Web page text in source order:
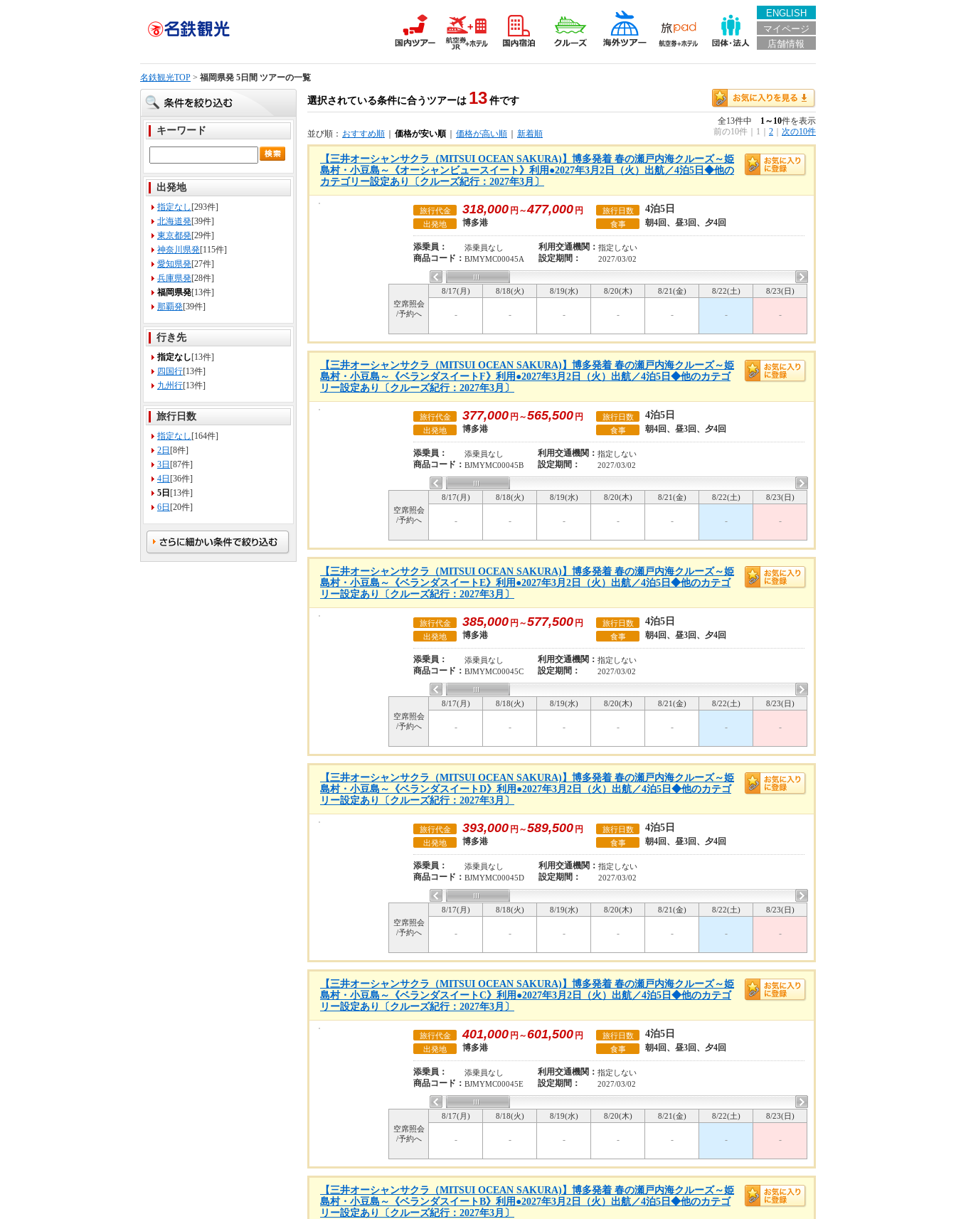
ENGLISH
マイページ
店舗情報
名鉄観光TOP > 福岡県発 5日間 ツアーの一覧
キーワード
出発地
指定なし [293件]
北海道発[39件]
東京都発[29件]
神奈川県発[115件]
愛知県発[27件]
兵庫県発[28件]
福岡県発[13件]
那覇発[39件]
行き先
指定なし[13件]
四国行[13件]
九州行[13件]
旅行日数
指定なし [164件]
2日 [8件]
3日 [87件]
4日 [36件]
5日 [13件]
6日 [20件]
選択されている条件に合うツアーは 13 件です
並び順： おすすめ順 価格が安い順 価格が高い順 新着順
全13件中 1～10件を表示
前の10件
1 2 次の10件
【三井オーシャンサクラ（MITSUI OCEAN SAKURA)】博多発着 春の瀬戸内海クルーズ～姫
島村・小豆島～《オーシャンビュースイート》利用●2027年3月2日（火）出航／4泊5日◆他の
カテゴリー設定あり〔クルーズ紀行：2027年3月〕
旅行代金 318,000 円～477,000 円 旅行日数 4泊5日
出発地 博多港 食事 朝4回、昼3回、夕4回
添乗員： 添乗員なし 利用交通機関： 指定しない
商品コード： BJMYMC00045A 設定期間： 2027/03/02
空席照会
/予約へ
8/17(月) 8/18(火) 8/19(水) 8/20(木) 8/21(金) 8/22(土) 8/23(日)
- - - - - - -
【三井オーシャンサクラ（MITSUI OCEAN SAKURA)】博多発着 春の瀬戸内海クルーズ～姫
島村・小豆島～《ベランダスイートF》利用●2027年3月2日（火）出航／4泊5日◆他のカテゴ
リー設定あり〔クルーズ紀行：2027年3月〕
旅行代金 377,000 円～565,500 円 旅行日数 4泊5日
出発地 博多港 食事 朝4回、昼3回、夕4回
添乗員： 添乗員なし 利用交通機関： 指定しない
商品コード： BJMYMC00045B 設定期間： 2027/03/02
空席照会
/予約へ
8/17(月) 8/18(火) 8/19(水) 8/20(木) 8/21(金) 8/22(土) 8/23(日)
- - - - - - -
【三井オーシャンサクラ（MITSUI OCEAN SAKURA)】博多発着 春の瀬戸内海クルーズ～姫
島村・小豆島～《ベランダスイートE》利用●2027年3月2日（火）出航／4泊5日◆他のカテゴ
リー設定あり〔クルーズ紀行：2027年3月〕
旅行代金 385,000 円～577,500 円 旅行日数 4泊5日
出発地 博多港 食事 朝4回、昼3回、夕4回
添乗員： 添乗員なし 利用交通機関： 指定しない
商品コード： BJMYMC00045C 設定期間： 2027/03/02
空席照会
/予約へ
8/17(月) 8/18(火) 8/19(水) 8/20(木) 8/21(金) 8/22(土) 8/23(日)
- - - - - - -
【三井オーシャンサクラ（MITSUI OCEAN SAKURA)】博多発着 春の瀬戸内海クルーズ～姫
島村・小豆島～《ベランダスイートD》利用●2027年3月2日（火）出航／4泊5日◆他のカテゴ
リー設定あり〔クルーズ紀行：2027年3月〕
旅行代金 393,000 円～589,500 円 旅行日数 4泊5日
出発地 博多港 食事 朝4回、昼3回、夕4回
添乗員： 添乗員なし 利用交通機関： 指定しない
商品コード： BJMYMC00045D 設定期間： 2027/03/02
空席照会
/予約へ
8/17(月) 8/18(火) 8/19(水) 8/20(木) 8/21(金) 8/22(土) 8/23(日)
- - - - - - -
【三井オーシャンサクラ（MITSUI OCEAN SAKURA)】博多発着 春の瀬戸内海クルーズ～姫
島村・小豆島～《ベランダスイートC》利用●2027年3月2日（火）出航／4泊5日◆他のカテゴ
リー設定あり〔クルーズ紀行：2027年3月〕
旅行代金 401,000 円～601,500 円 旅行日数 4泊5日
出発地 博多港 食事 朝4回、昼3回、夕4回
添乗員： 添乗員なし 利用交通機関： 指定しない
商品コード： BJMYMC00045E 設定期間： 2027/03/02
空席照会
/予約へ
8/17(月) 8/18(火) 8/19(水) 8/20(木) 8/21(金) 8/22(土) 8/23(日)
- - - - - - -
【三井オーシャンサクラ（MITSUI OCEAN SAKURA)】博多発着 春の瀬戸内海クルーズ～姫
島村・小豆島～《ベランダスイートB》利用●2027年3月2日（火）出航／4泊5日◆他のカテゴ
リー設定あり〔クルーズ紀行：2027年3月〕